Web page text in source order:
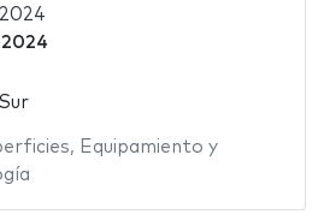
, Equipamiento y